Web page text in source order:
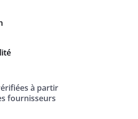
à partir
fournisseurs